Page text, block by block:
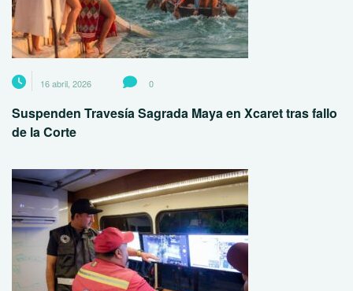
16 abril, 2026 0
Suspenden Travesía Sagrada Maya en Xcaret tras fallo
de la Corte